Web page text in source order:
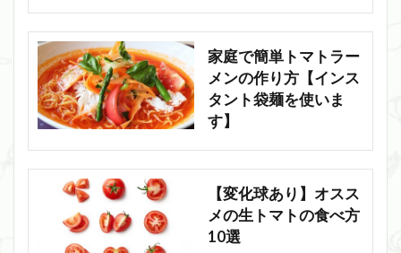
家庭で簡単トマトラー
メンの作り方【インス
タント袋麺を使いま
す】
【変化球あり】オスス
メの生トマトの食べ方
10選